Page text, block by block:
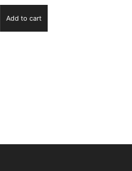
Add to cart